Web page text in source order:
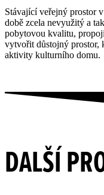
Stávající veřejný prostor
době zcela nevyužitý a
pobytovou kvalitu,
vytvořit důstojný prostor,
aktivity kulturního domu.
DALŠÍ